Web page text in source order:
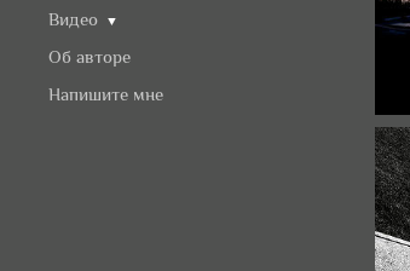
Видео ▼
Об авторе
Напишите мне